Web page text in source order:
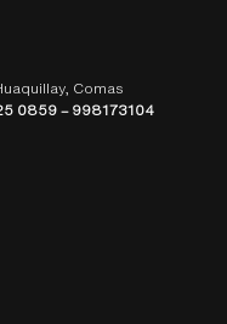
Comas
0859 – 998173104